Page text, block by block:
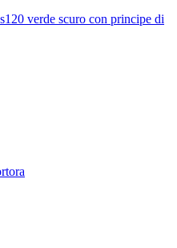
verde scuro con principe di